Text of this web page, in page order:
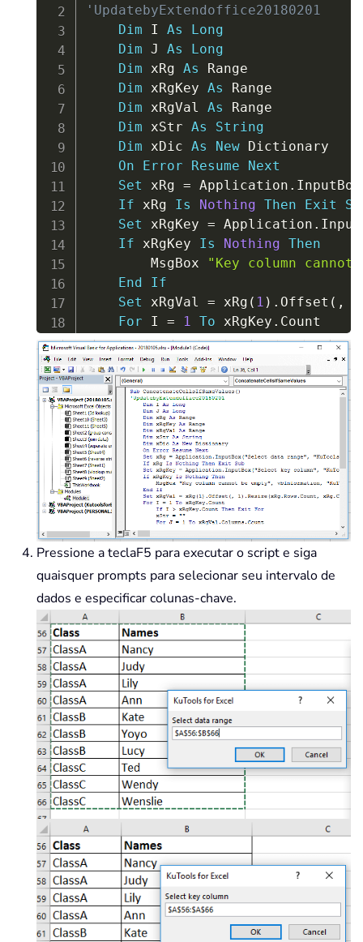
'UpdatebyExtendoffice20180201
Dim I As
Long
Dim J As
Long
Dim xRg As Range
Dim xRgKey As Range
Dim xRgVal As Range
Dim xStr As
String
Dim xDic As New Dictionary
On
Error Resume
Next
Set xRg = Application . InputBox
If xRg Is Nothing Then Exit
Set xRgKey = Application .
If xRgKey Is Nothing Then
        MsgBox
"Key column cannot
End
If
Set xRgVal = xRg ( 1 ) . Offset ( ,
For I = 1 To xRgKey . Count
If I > xRgKey.Count Then
        xStr
= ""
For J = 1 To xRgVal.
            xStr
= xStr
Next
If xDic
            xDic
(xRgKey(I).Text)
            xRgKey
(I) .EntireRow.
            I
= I - 1
Else
            xDic
.Add xRgKey(I).
End If
Next
For I = 1 To xRgVal
        xRgVal
(I).Value = xDic(
Next
End
Sub
Pressione a teclaF5 para executar o script e siga
quaisquer prompts para selecionar seu intervalo de
dados e especificar colunas-chave.